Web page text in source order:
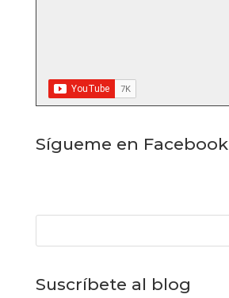
Sígueme en Facebook
Suscríbete al blog